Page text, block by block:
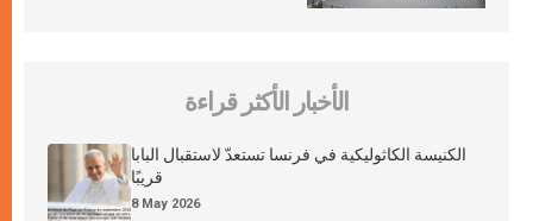
الأخبار الأكثر قراءة
الكنيسة الكاثوليكية في فرنسا تستعدّ لاستقبال البابا
قريبًا
8 May 2026